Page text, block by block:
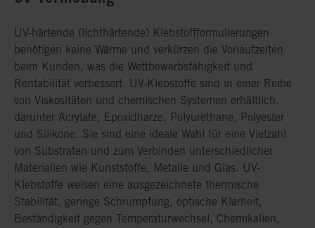
UV-härtende (lichthärtende) Klebstoffformulierungen
benötigen keine Wärme und verkürzen die Vorlaufzeiten
beim Kunden, was die Wettbewerbsfähigkeit und
Rentabilität verbessert. UV-Klebstoffe sind in einer Reihe
von Viskositäten und chemischen Systemen erhältlich,
darunter Acrylate, Epoxidharze, Polyurethane, Polyester
und Silikone. Sie sind eine ideale Wahl für eine Vielzahl
von Substraten und zum Verbinden unterschiedlicher
Materialien wie Kunststoffe, Metalle und Glas. UV-
Klebstoffe weisen eine ausgezeichnete thermische
Stabilität, geringe Schrumpfung, optische Klarheit,
Beständigkeit gegen Temperaturwechsel, Chemikalien,